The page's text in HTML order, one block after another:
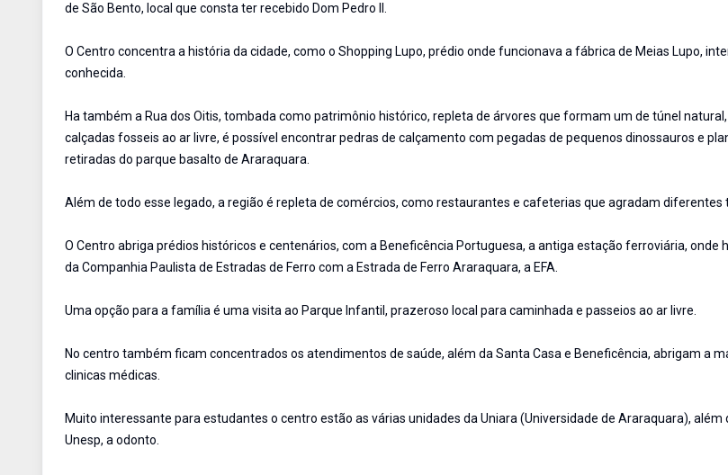
de São Bento, local que consta ter recebido Dom Pedro II.
O Centro concentra a história da cidade, como o Shopping Lupo, prédio onde funcionava a fábrica de Meias Lupo,
conhecida.
Ha também a Rua dos Oitis, tombada como patrimônio histórico, repleta de árvores que formam um de túnel
calçadas fosseis ao ar livre, é possível encontrar pedras de calçamento com pegadas de pequenos dinossauros e
retiradas do parque basalto de Araraquara.
Além de todo esse legado, a região é repleta de comércios, como restaurantes e cafeterias que agradam diferentes
O Centro abriga prédios históricos e centenários, com a Beneficência Portuguesa, a antiga estação ferroviária, onde
da Companhia Paulista de Estradas de Ferro com a Estrada de Ferro Araraquara, a EFA.
Uma opção para a família é uma visita ao Parque Infantil, prazeroso local para caminhada e passeios ao ar livre.
No centro também ficam concentrados os atendimentos de saúde, além da Santa Casa e Beneficência, abrigam a
clinicas médicas.
Muito interessante para estudantes o centro estão as várias unidades da Uniara (Universidade de Araraquara), além
Unesp, a odonto.